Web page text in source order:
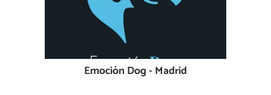
Emoción Dog - Madrid